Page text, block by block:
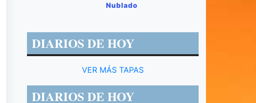
Nublado
DIARIOS DE HOY
VER MÁS TAPAS
DIARIOS DE HOY